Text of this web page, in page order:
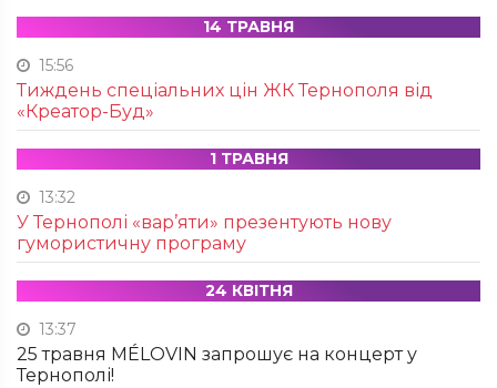
14 ТРАВНЯ
15:56
Тиждень спеціальних цін ЖК Тернополя від
«Креатор-Буд»
1 ТРАВНЯ
13:32
У Тернополі «вар’яти» презентують нову
гумористичну програму
24 КВІТНЯ
13:37
25 травня MÉLOVIN запрошує на концерт у
Тернополі!